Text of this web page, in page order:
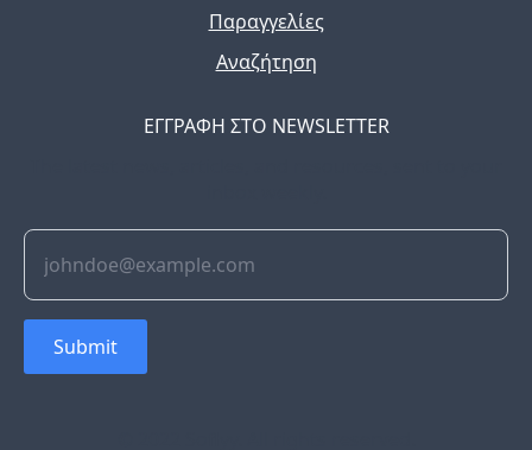
Παραγγελίες
Αναζήτηση
ΕΓΓΡΑΦΗ ΣΤΟ NEWSLETTER
Submit